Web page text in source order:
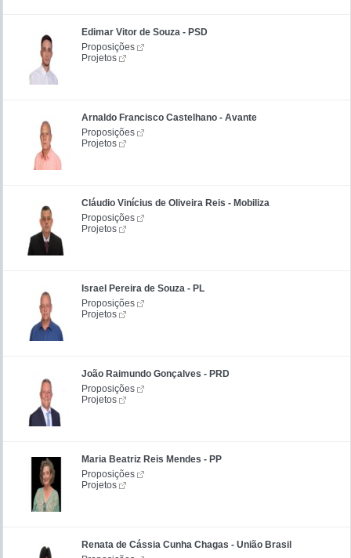
Edimar Vitor de Souza - PSD
Proposições
Projetos
Arnaldo Francisco Castelhano - Avante
Proposições
Projetos
Cláudio Vinícius de Oliveira Reis - Mobiliza
Proposições
Projetos
Israel Pereira de Souza - PL
Proposições
Projetos
João Raimundo Gonçalves - PRD
Proposições
Projetos
Maria Beatriz Reis Mendes - PP
Proposições
Projetos
Renata de Cássia Cunha Chagas - União Brasil